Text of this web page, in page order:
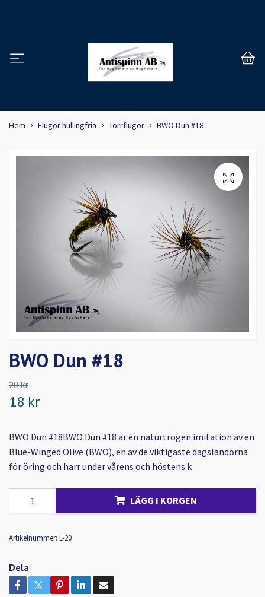
Hem Flugor hullingfria Torrflugor BWO Dun #18
BWO Dun #18
20 kr
18 kr
BWO Dun #18BWO Dun #18 är en naturtrogen imitation av en
Blue-Winged Olive (BWO), en av de viktigaste dagsländorna
för öring och harr under vårens och höstens k
LÄGG I KORGEN
Artikelnummer: L-20
Dela